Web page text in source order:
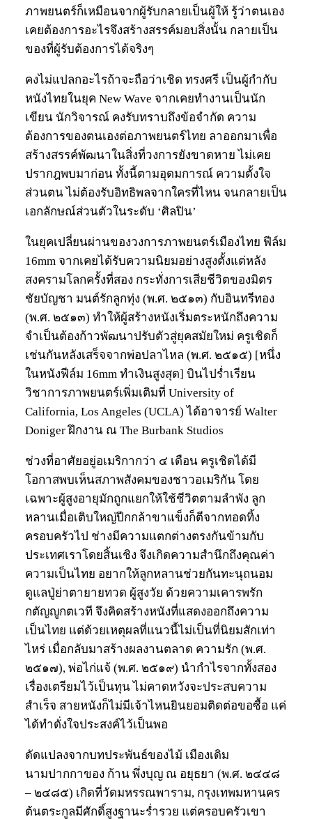
ภาพยนตร์ก็เหมือนจากผู้รับกลายเป็นผู้ให้ รู้ว่าตนเอง
เคยต้องการอะไรจึงสร้างสรรค์มอบสิ่งนั้น กลายเป็น
ของที่ผู้รับต้องการได้จริงๆ
คงไม่แปลกอะไรถ้าจะถือว่าเชิด ทรงศรี เป็นผู้กำกับ
หนังไทยในยุค New Wave จากเคยทำงานเป็นนัก
เขียน นักวิจารณ์ คงรับทราบถึงข้อจำกัด ความ
ต้องการของตนเองต่อภาพยนตร์ไทย ลาออกมาเพื่อ
สร้างสรรค์พัฒนาในสิ่งที่วงการยังขาดหาย ไม่เคย
ปรากฎพบมาก่อน ทั้งนี้ตามอุดมการณ์ ความตั้งใจ
ส่วนตน ไม่ต้องรับอิทธิพลจากใครที่ไหน จนกลายเป็น
เอกลักษณ์ส่วนตัวในระดับ ‘ศิลปิน’
ในยุคเปลี่ยนผ่านของวงการภาพยนตร์เมืองไทย ฟีล์ม
16mm จากเคยได้รับความนิยมอย่างสูงตั้งแต่หลัง
สงครามโลกครั้งที่สอง กระทั่งการเสียชีวิตของมิตร
ชัยบัญชา มนต์รักลูกทุ่ง (พ.ศ. ๒๕๑๓) กับอินทรีทอง
(พ.ศ. ๒๕๑๓) ทำให้ผู้สร้างหนังเริ่มตระหนักถึงความ
จำเป็นต้องก้าวพัฒนาปรับตัวสู่ยุคสมัยใหม่ ครูเชิดก็
เช่นกันหลังเสร็จจากพ่อปลาไหล (พ.ศ. ๒๕๑๕) [หนึ่ง
ในหนังฟีล์ม 16mm ทำเงินสูงสุด] บินไปร่ำเรียน
วิชาการภาพยนตร์เพิ่มเติมที่ University of
California, Los Angeles (UCLA) ได้อาจารย์ Walter
Doniger ฝึกงาน ณ The Burbank Studios
ช่วงที่อาศัยอยู่อเมริกากว่า ๔ เดือน ครูเชิดได้มี
โอกาสพบเห็นสภาพสังคมของชาวอเมริกัน โดย
เฉพาะผู้สูงอายุมักถูกแยกให้ใช้ชีวิตตามลำพัง ลูก
หลานเมื่อเติบใหญ่ปีกกล้าขาแข็งก็ตีจากทอดทิ้ง
ครอบครัวไป ช่างมีความแตกต่างตรงกันข้ามกับ
ประเทศเราโดยสิ้นเชิง จึงเกิดความสำนึกถึงคุณค่า
ความเป็นไทย อยากให้ลูกหลานช่วยกันทะนุถนอม
ดูแลปู่ย่าตายายทวด ผู้สูงวัย ด้วยความเคารพรัก
กตัญญูกตเวที จึงคิดสร้างหนังที่แสดงออกถึงความ
เป็นไทย แต่ด้วยเหตุผลที่แนวนี้ไม่เป็นที่นิยมสักเท่า
ไหร่ เมื่อกลับมาสร้างผลงานตลาด ความรัก (พ.ศ.
๒๕๑๗), พ่อไก่แจ้ (พ.ศ. ๒๕๑๙) นำกำไรจากทั้งสอง
เรื่องเตรียมไว้เป็นทุน ไม่คาดหวังจะประสบความ
สำเร็จ สายหนังก็ไม่มีเจ้าไหนยินยอมติดต่อขอซื้อ แค่
ได้ทำดั่งใจประสงค์ไว้เป็นพอ
ดัดแปลงจากบทประพันธ์ของไม้ เมืองเดิม
นามปากกาของ ก้าน พึ่งบุญ ณ อยุธยา (พ.ศ. ๒๔๔๘
– ๒๔๘๕) เกิดที่วัดมหรรณพาราม, กรุงเทพมหานคร
ต้นตระกูลมีศักดิ์สูงฐานะร่ำรวย แต่ครอบครัวเขา